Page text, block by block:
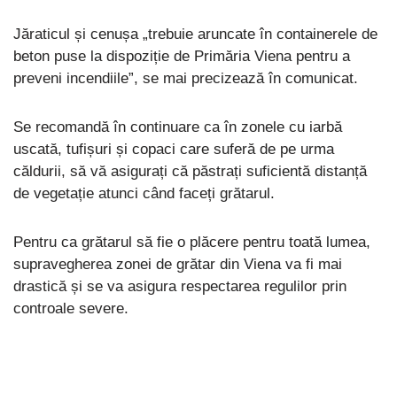
Jăraticul și cenușa „trebuie aruncate în containerele de
beton puse la dispoziție de Primăria Viena pentru a
preveni incendiile”, se mai precizează în comunicat.
Se recomandă în continuare ca în zonele cu iarbă
uscată, tufișuri și copaci care suferă de pe urma
căldurii, să vă asigurați că păstrați suficientă distanță
de vegetație atunci când faceți grătarul.
Pentru ca grătarul să fie o plăcere pentru toată lumea,
supravegherea zonei de grătar din Viena va fi mai
drastică și se va asigura respectarea regulilor prin
controale severe.